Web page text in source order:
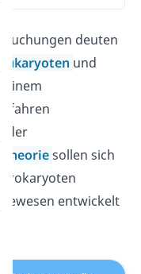
deuten
Eukaryoten und
einem
der
sollen sich
Prokaryoten
entwickelt